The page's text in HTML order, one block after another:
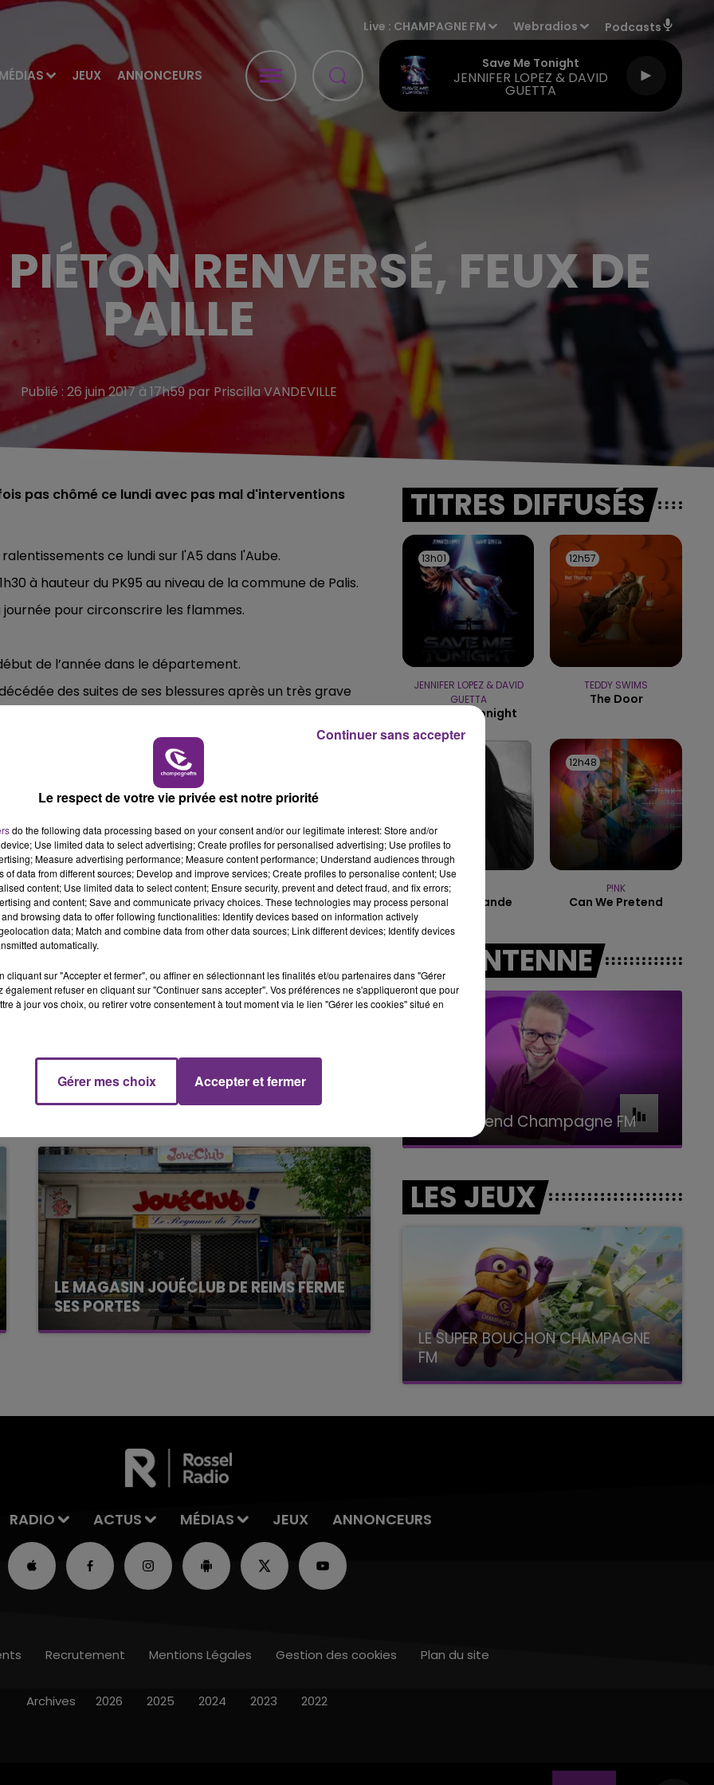
MÉDIAS JEUX ANNONCEURS
Live : CHAMPAGNE FM Webradios Podcasts
Save Me Tonight
JENNIFER LOPEZ & DAVID
GUETTA
11h00 - 16h00
LE WEEK-END CHAMPAGNE FM
RENVERSÉ, FEUX DE
PAILLE
Publié : 26 juin 2017 à 17h59 par Priscilla VANDEVILLE
pas chômé ce lundi avec pas mal d'interventions
ralentissements ce lundi sur l'A5 dans l'Aube.
à hauteur du PK95 au niveau de la commune de Palis.
pour circonscrire les flammes.
de l’année dans le département.
des suites de ses blessures après un très grave
de signalisation et avait fait plusieurs tonneaux,
de-Gaulle, au niveau de la station essence.
l’hôpital de Manchester.
a également été transportée pour examen.
midi dans l’Aube.
au sud de Mailly-le-Camp, et l’Huître, au sud de
terrain touchés.
après-midi pour un feu de récolte dans un champ de
ont été touchés par les flammes.
LE MAGASIN JOUÉCLUB DE REIMS FERME
SES PORTES
C'était l'une des institutions du centre-ville
TITRES DIFFUSÉS
13h01
13h01
JENNIFER LOPEZ & DAVID
GUETTA
Save Me Tonight
12h57
12h57
TEDDY SWIMS
The Door
J'me Demande
12h48
12h48
P!NK
Can We Pretend
A L'ANTENNE
11h00 - 16h00 16h00 - 20h00
Le Week-end Champagne FM
LES JEUX
LE SUPER BOUCHON CHAMPAGNE
FM
avec La Famille Champagne FM, à 8H10
RADIO ACTUS MÉDIAS JEUX ANNONCEURS
Recrutement Mentions Légales Gestion des cookies Plan du site
Archives 2026 2025 2024 2023 2022
Le respect de votre vie privée est notre priorité
do the following data processing based on your consent and/or our legitimate interest: Store and/or
Use limited data to select advertising; Create profiles for personalised advertising; Use profiles to
Measure advertising performance; Measure content performance; Understand audiences through
of data from different sources; Develop and improve services; Create profiles to personalise content; Use
content; Use limited data to select content; Ensure security, prevent and detect fraud, and fix errors;
and content; Save and communicate privacy choices. These technologies may process personal
browsing data to offer following functionalities: Identify devices based on information actively
data; Match and combine data from other data sources; Link different devices; Identify devices
automatically.
cliquant sur "Accepter et fermer", ou affiner en sélectionnant les finalités et/ou partenaires dans "Gérer
également refuser en cliquant sur "Continuer sans accepter". Vos préférences ne s'appliqueront que pour
à jour vos choix, ou retirer votre consentement à tout moment via le lien "Gérer les cookies" situé en
Gérer mes choix Accepter et fermer
Continuer sans accepter